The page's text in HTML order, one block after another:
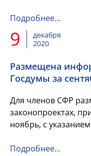
органов
Подробнее…
9
декабря
2020
Размещена
Госдумы за
Для членов СФР
законопроектах,
ноябрь, с
Подробнее…